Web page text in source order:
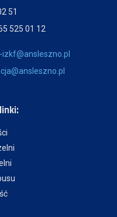
51
525 01 12